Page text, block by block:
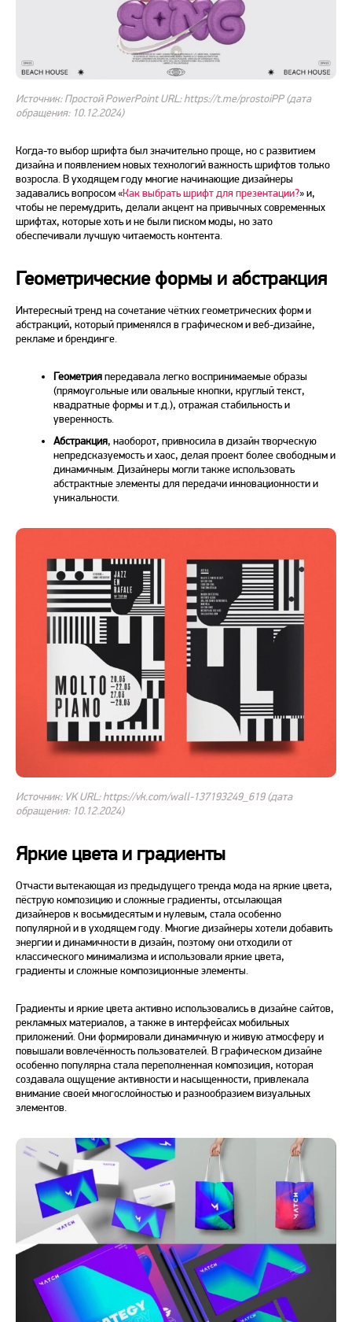
Источник: Простой PowerPoint URL: https://t.me/prostoiPP (дата
обращения: 10.12.2024)
Когда-то выбор шрифта был значительно проще, но с развитием
дизайна и появлением новых технологий важность шрифтов только
возросла. В уходящемгодумногие начинающие дизайнеры
задавались вопросом «Как выбрать шрифт для презентации?» и,
чтобы не перемудрить, делали акцент на привычных современных
шрифтах, которые хоть и не были писком моды, но зато
обеспечивали лучшую читаемость контента.
Геометрические формы и абстракция
Интересныйтренд на сочетание чётких геометрических форм и
абстракций, который применялся в графическомивеб-дизайне,
рекламе и брендинге.
Геометрияпередавала легко воспринимаемые образы
(прямоугольные или овальные кнопки, круглый текст,
квадратные формы и т.д.), отражая стабильность и
уверенность.
Абстракция, наоборот, привносила в дизайнтворческую
непредсказуемость и хаос, делая проект более свободным и
динамичным. Дизайнеры могли также использовать
абстрактные элементы для передачи инновационности и
уникальности.
Источник: VK URL: https://vk.com/wall-137193249_619 (дата
обращения: 10.12.2024)
Яркие цвета и градиенты
Отчасти вытекающая из предыдущего тренда мода на яркие цвета,
пёструю композицию и сложные градиенты, отсылающая
дизайнеров к восьмидесятым и нулевым, стала особенно
популярной и в уходящемгоду . Многие дизайнеры хотели добавить
энергии и динамичности в дизайн, поэтому они отходили от
классического минимализма и использовали яркие цвета,
градиенты и сложные композиционные элементы.
Градиенты и яркие цвета активно использовалисьв дизайне сайтов,
рекламных материалов, а также в интерфейсах мобильных
приложений. Они формировали динамичную и живую атмосферу и
повышали вовлечённость пользователей. В графическом дизайне
особенно популярна стала переполненная композиция, которая
создавала ощущение активности и насыщенности, привлекала
внимание своей многослойностью и разнообразием визуальных
элементов.